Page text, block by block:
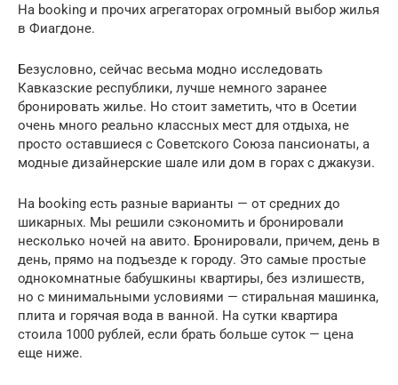
На booking и прочих агрегаторах огромный выбор жилья
в Фиагдоне.
Безусловно, сейчас весьма модно исследовать
Кавказские республики, лучше немного заранее
бронировать жилье. Но стоит заметить, что в Осетии
очень много реально классных мест для отдыха, не
просто оставшиеся с Советского Союза пансионаты, а
модные дизайнерские шале или дом в горах с джакузи.
На booking есть разные варианты — от средних до
шикарных. Мы решили сэкономить и бронировали
несколько ночей на авито. Бронировали, причем, день в
день, прямо на подъезде к городу. Это самые простые
однокомнатные бабушкины квартиры, без излишеств,
но с минимальными условиями — стиральная машинка,
плита и горячая вода в ванной. На сутки квартира
стоила 1000 рублей, если брать больше суток — цена
еще ниже.